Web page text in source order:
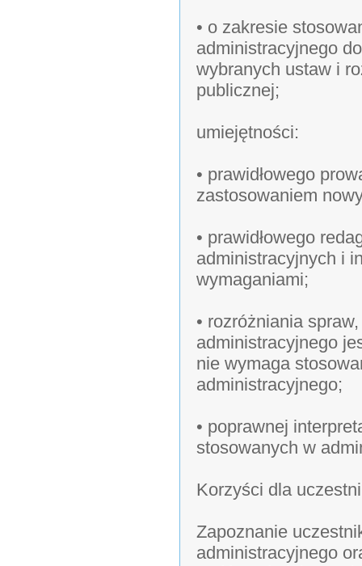
• o zakresie
administracyjnego
wybranych ustaw i
publicznej;
umiejętności:
• prawidłowego
zastosowaniem
• prawidłowego
administracyjnych i
wymaganiami;
• rozróżniania
administracyjnego
nie wymaga
administracyjnego;
• poprawnej
stosowanych w
Korzyści dla
Zapoznanie
administracyjnego